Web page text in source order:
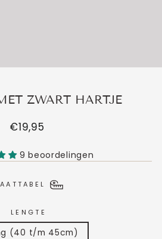
ZWART HARTJE
Normale
€19,95
9 beoordelingen
LENGTE
(40 t/m 45cm)